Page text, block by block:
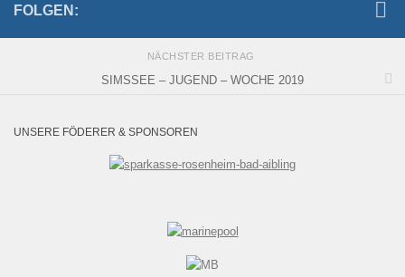
FOLGEN:
NÄCHSTER BEITRAG
SIMSSEE – JUGEND – WOCHE 2019
UNSERE FÖDERER & SPONSOREN